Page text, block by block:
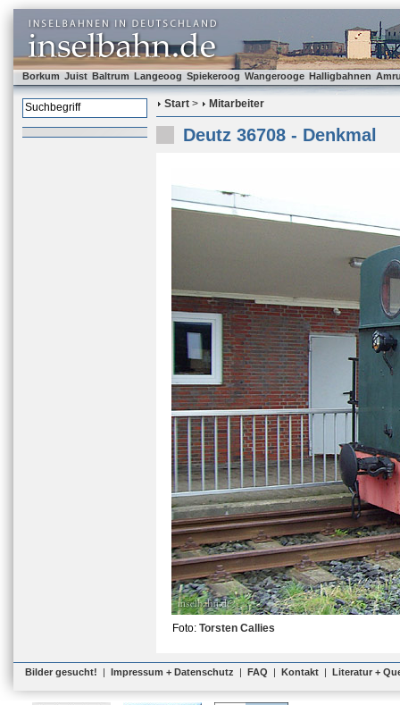
Borkum Juist Baltrum Langeoog Spiekeroog Wangerooge Halligbahnen
Start > Mitarbeiter
Deutz 36708 - Denkmal
Foto: Torsten Callies
Bilder gesucht! | Impressum + Datenschutz | FAQ | Kontakt | Literatur +